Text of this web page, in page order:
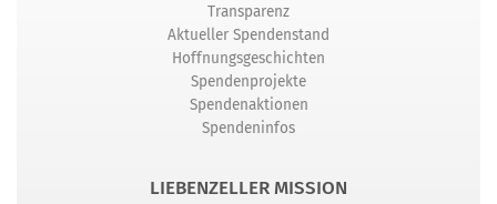
Transparenz
Aktueller Spendenstand
Hoffnungsgeschichten
Spendenprojekte
Spendenaktionen
Spendeninfos
LIEBENZELLER MISSION